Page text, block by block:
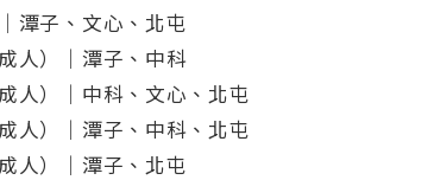
潭子、文心、北屯
人）｜潭子、中科
人）｜中科、文心、北屯
人）｜潭子、中科、北屯
人）｜潭子、北屯